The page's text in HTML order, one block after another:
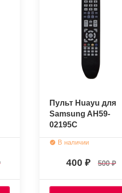
Пульт Huayu для
Samsung AH59-
02195C
В наличии
400 500